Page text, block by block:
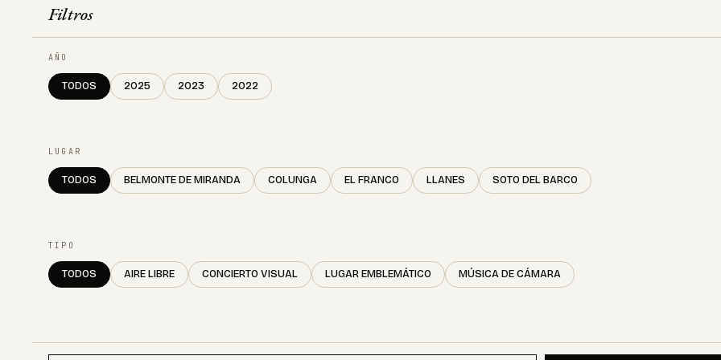
Filtros
AÑO
TODOS 2025 2023 2022
LUGAR
TODOS BELMONTE DE MIRANDA COLUNGA EL FRANCO LLANES SOTO DEL BARCO
TIPO
TODOS AIRE LIBRE CONCIERTO VISUAL LUGAR EMBLEMÁTICO MÚSICA DE CÁMARA